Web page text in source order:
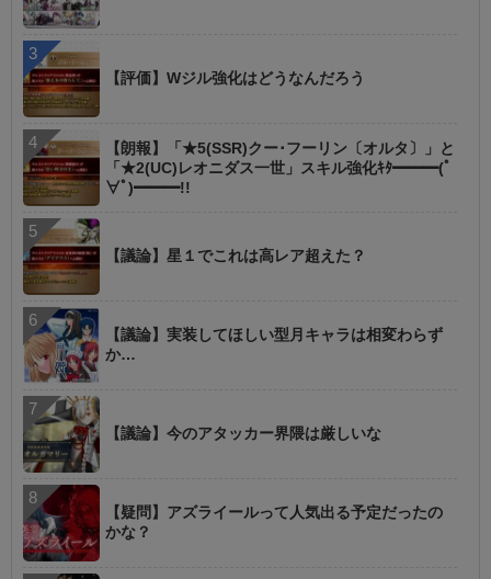
【評価】Wジル強化はどうなんだろう
【朗報】「★5(SSR)クー･フーリン〔オルタ〕」と
「★2(UC)レオニダス一世」スキル強化ｷﾀ━━━(ﾟ
∀ﾟ)━━━!!
【議論】星１でこれは高レア超えた？
【議論】実装してほしい型月キャラは相変わらず
か…
【議論】今のアタッカー界隈は厳しいな
【疑問】アズライールって人気出る予定だったの
かな？